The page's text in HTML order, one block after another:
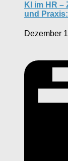
KI im HR
und
Dezember